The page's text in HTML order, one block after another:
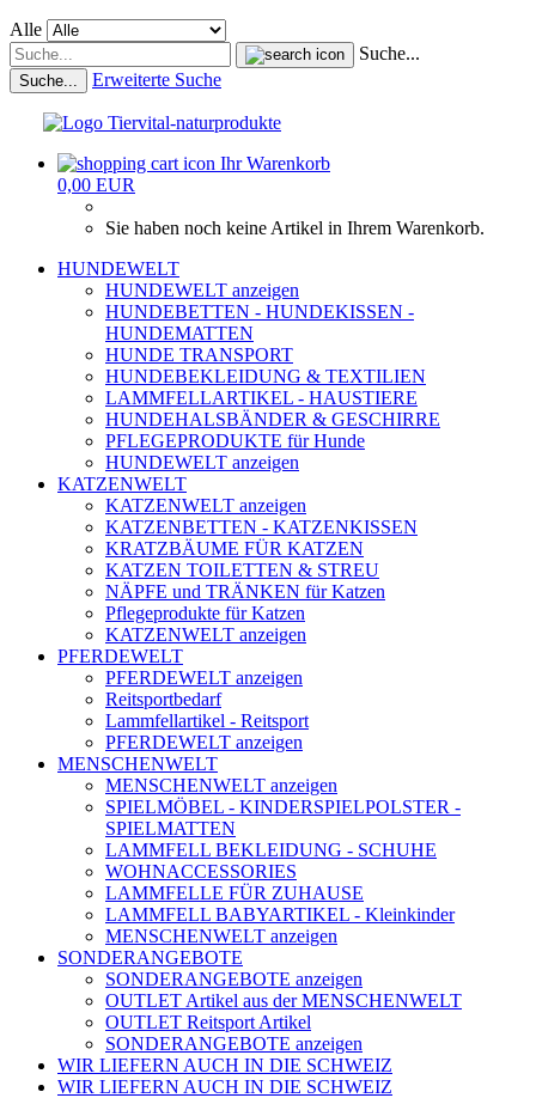
Alle
Suche...
Suche... Erweiterte Suche
Ihr Warenkorb
0,00 EUR
Sie haben noch keine Artikel in Ihrem Warenkorb.
HUNDEWELT
HUNDEWELT anzeigen
HUNDEBETTEN - HUNDEKISSEN -
HUNDEMATTEN
HUNDE TRANSPORT
HUNDEBEKLEIDUNG & TEXTILIEN
LAMMFELLARTIKEL - HAUSTIERE
HUNDEHALSBÄNDER & GESCHIRRE
PFLEGEPRODUKTE für Hunde
HUNDEWELT anzeigen
KATZENWELT
KATZENWELT anzeigen
KATZENBETTEN - KATZENKISSEN
KRATZBÄUME FÜR KATZEN
KATZEN TOILETTEN & STREU
NÄPFE und TRÄNKEN für Katzen
Pflegeprodukte für Katzen
KATZENWELT anzeigen
PFERDEWELT
PFERDEWELT anzeigen
Reitsportbedarf
Lammfellartikel - Reitsport
PFERDEWELT anzeigen
MENSCHENWELT
MENSCHENWELT anzeigen
SPIELMÖBEL - KINDERSPIELPOLSTER -
SPIELMATTEN
LAMMFELL BEKLEIDUNG - SCHUHE
WOHNACCESSORIES
LAMMFELLE FÜR ZUHAUSE
LAMMFELL BABYARTIKEL - Kleinkinder
MENSCHENWELT anzeigen
SONDERANGEBOTE
SONDERANGEBOTE anzeigen
OUTLET Artikel aus der MENSCHENWELT
OUTLET Reitsport Artikel
SONDERANGEBOTE anzeigen
WIR LIEFERN AUCH IN DIE SCHWEIZ
WIR LIEFERN AUCH IN DIE SCHWEIZ